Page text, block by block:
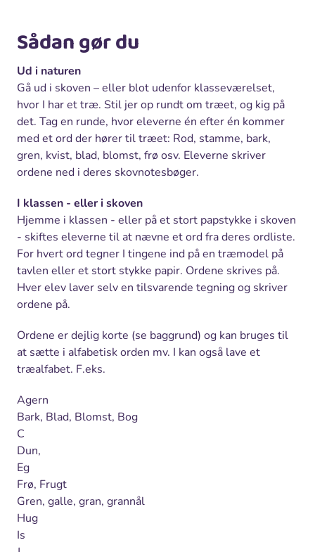
Sådan gør du
Ud i naturen
Gå ud i skoven – eller blot udenfor klasseværelset,
hvor I har et træ. Stil jer op rundt om træet, og kig på
det. Tag en runde, hvor eleverne én efter én kommer
med et ord der hører til træet: Rod, stamme, bark,
gren, kvist, blad, blomst, frø osv. Eleverne skriver
ordene ned i deres skovnotesbøger.
I klassen - eller i skoven
Hjemme i klassen - eller på et stort papstykke i skoven
- skiftes eleverne til at nævne et ord fra deres ordliste.
For hvert ord tegner I tingene ind på en træmodel på
tavlen eller et stort stykke papir. Ordene skrives på.
Hver elev laver selv en tilsvarende tegning og skriver
ordene på.
Ordene er dejlig korte (se baggrund) og kan bruges til
at sætte i alfabetisk orden mv. I kan også lave et
træalfabet. F.eks.
Agern
Bark, Blad, Blomst, Bog
C
Dun,
Eg
Frø, Frugt
Gren, galle, gran, grannål
Hug
Is